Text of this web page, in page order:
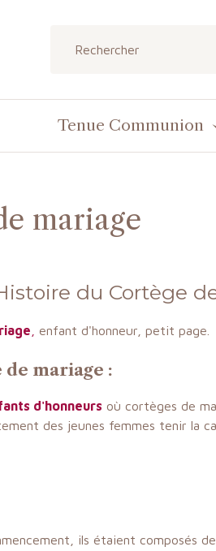
Tenue Communion
mariage
du Cortège
enfant d'honneur, petit page.
mariage :
d'honneurs où cortèges de
des jeunes femmes tenir la
ils étaient composés